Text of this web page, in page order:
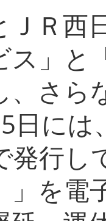
Ｒ西
ス」
、さら
日に
発行し
」を電